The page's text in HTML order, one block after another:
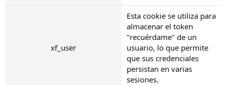
xf_user
Esta cookie se utiliza para
almacenar el token
"recuérdame" de un
usuario, lo que permite
que sus credenciales
persistan en varias
sesiones.